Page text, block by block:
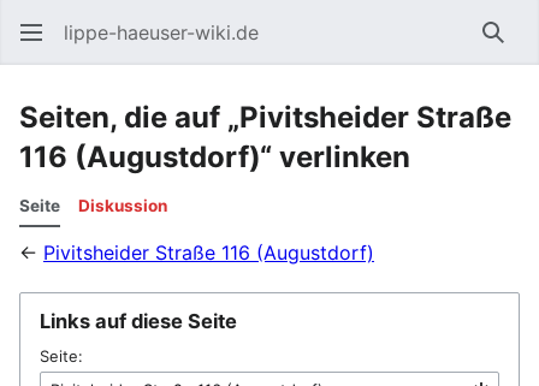
lippe-haeuser-wiki.de
Seiten, die auf „Pivitsheider Straße
116 (Augustdorf)“ verlinken
Seite Diskussion
← Pivitsheider Straße 116 (Augustdorf)
Links auf diese Seite
Seite: